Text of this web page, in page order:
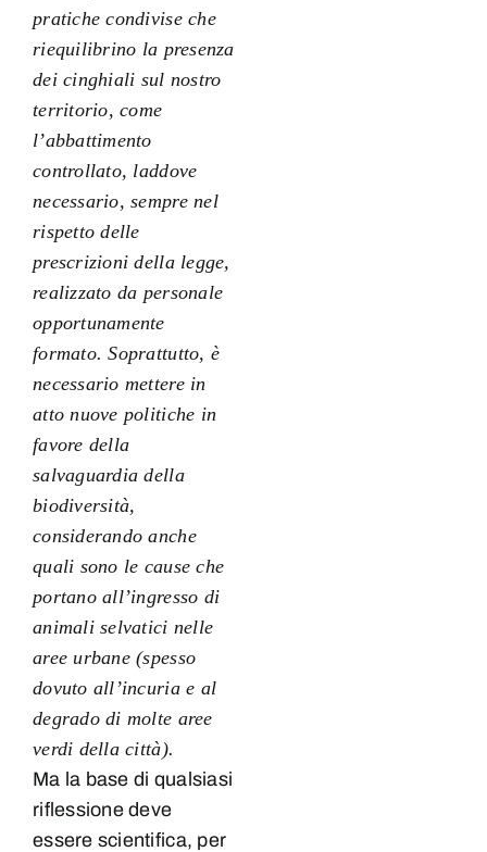
pratiche condivise che
riequilibrino la presenza
dei cinghiali sul nostro
territorio, come
l’abbattimento
controllato, laddove
necessario, sempre nel
rispetto delle
prescrizioni della legge,
realizzato da personale
opportunamente
formato. Soprattutto, è
necessario mettere in
atto nuove politiche in
favore della
salvaguardia della
biodiversità,
considerando anche
quali sono le cause che
portano all’ingresso di
animali selvatici nelle
aree urbane (spesso
dovuto all’incuria e al
degrado di molte aree
verdi della città).
Ma la base di qualsiasi
riflessione deve
essere scientifica, per